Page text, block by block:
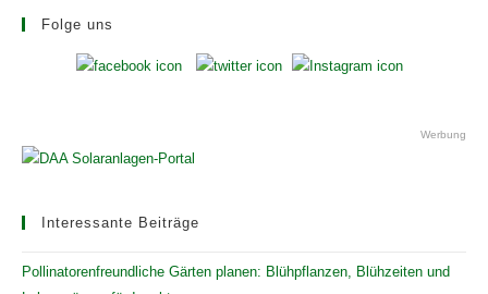
Folge uns
Werbung
Interessante Beiträge
Pollinatorenfreundliche Gärten planen: Blühpflanzen, Blühzeiten und